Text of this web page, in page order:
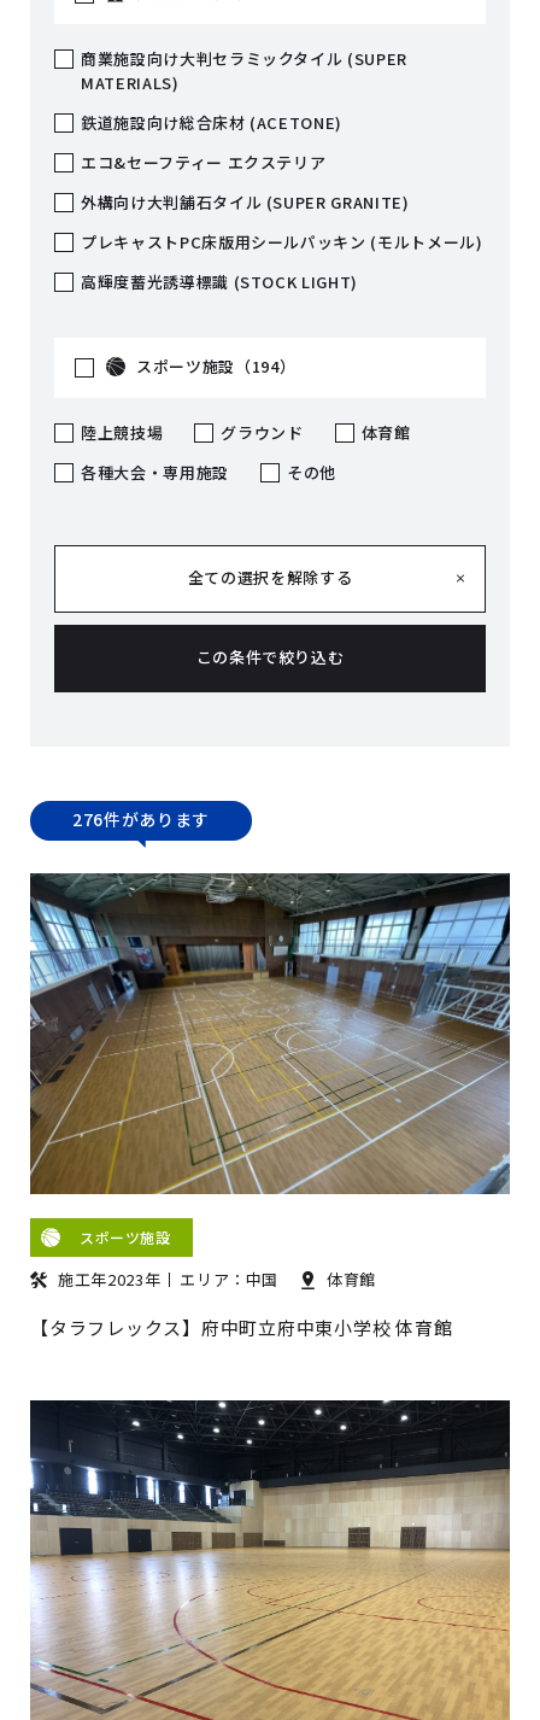
商業施設向け大判セラミックタイル (SUPER
MATERIALS)
鉄道施設向け総合床材 (ACETONE)
エコ&セーフティー エクステリア
外構向け大判舗石タイル (SUPER GRANITE)
プレキャストPC床版用シールパッキン (モルトメール)
高輝度蓄光誘導標識 (STOCK LIGHT)
スポーツ施設（194）
陸上競技場 グラウンド
体育館
各種大会・専用施設
その他
全ての選択を解除する
この条件で絞り込む
276件があります
スポーツ施設
施工年2023年 エリア：中国 体育館
【タラフレックス】府中町立府中東小学校 体育館